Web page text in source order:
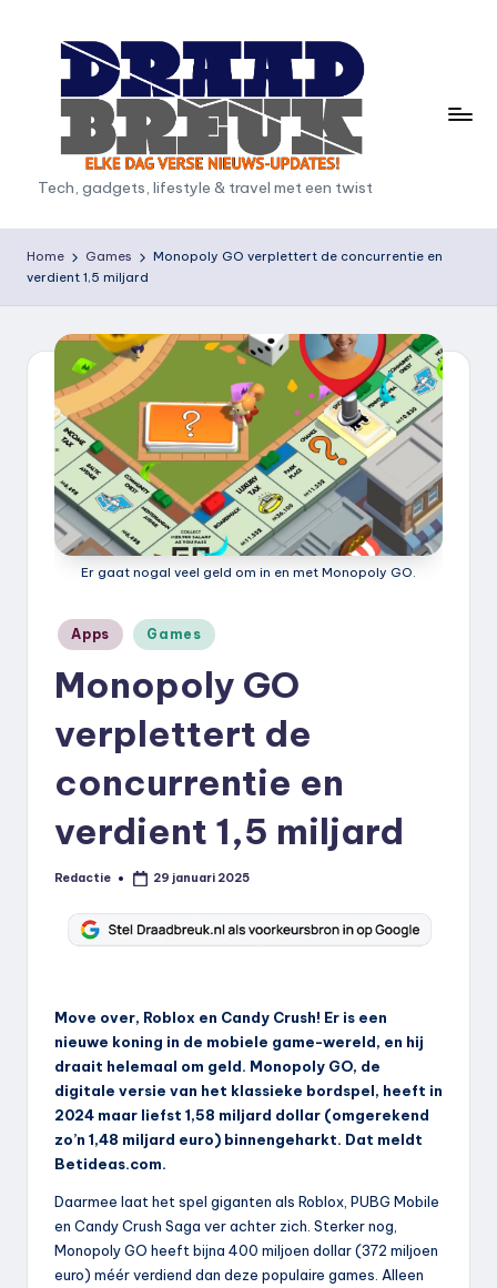
D
r
a
a
Tech, gadgets, lifestyle & travel met een twist
Home Games
Monopoly GO verplettert de concurrentie en
verdient 1,5 miljard
Er gaat nogal veel geld om in en met Monopoly GO.
Geplaatst
in
Apps Games
Monopoly GO
verplettert de
concurrentie en
verdient 1,5 miljard
Geplaatst
Redactie 29 januari 2025
Move over, Roblox en Candy Crush! Er is een
nieuwe koning in de mobiele game-wereld, en hij
draait helemaal om geld. Monopoly GO, de
digitale versie van het klassieke bordspel, heeft in
2024 maar liefst 1,58 miljard dollar (omgerekend
zo’n 1,48 miljard euro) binnengeharkt. Dat meldt
Betideas.com.
Daarmee laat het spel giganten als Roblox, PUBG Mobile
en Candy Crush Saga ver achter zich. Sterker nog,
Monopoly GO heeft bijna 400 miljoen dollar (372 miljoen
euro) méér verdiend dan deze populaire games. Alleen